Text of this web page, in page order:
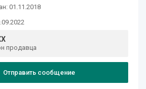
01.11.2018
продавца
Отправить сообщение